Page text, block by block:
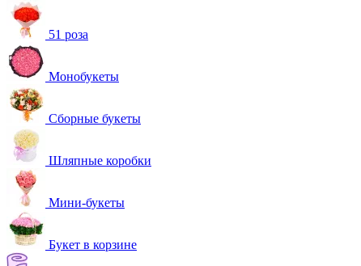
51 роза
Монобукеты
Сборные букеты
Шляпные коробки
Мини-букеты
Букет в корзине